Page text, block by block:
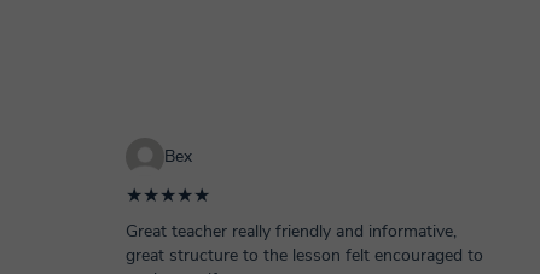
Bex
★★★★★
Great teacher really friendly and informative,
great structure to the lesson felt encouraged to